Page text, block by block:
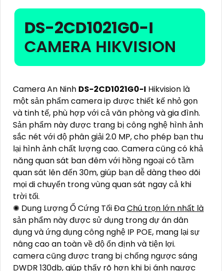
DS-2CD1021G0-I
CAMERA HIKVISION
Camera An Ninh DS-2CD1021G0-I Hikvision là
một sản phẩm camera ip được thiết kế nhỏ gọn
và tinh tế, phù hợp với cả văn phòng và gia đình.
Sản phẩm này được trang bị công nghệ hình ảnh
sắc nét với độ phân giải 2.0 MP, cho phép bạn thu
lại hình ảnh chất lượng cao. Camera cũng có khả
năng quan sát ban đêm với hồng ngoại có tầm
quan sát lên đến 30m, giúp bạn dễ dàng theo dõi
mọi di chuyển trong vùng quan sát ngay cả khi
trời tối.
✺ Dung Lượng Ổ Cứng Tối ĐaChú trọn lớn nhất là
sản phẩm này được sử dụng trong dự án dân
dụng và ứng dụng công nghệ IP POE, mang lại sự
nâng cao an toàn về độ ổn định và tiện lợi.
camera cũng được trang bị chống ngược sáng
DWDR 130db, giúp thấy rõ hơn khi bị ánh ngược